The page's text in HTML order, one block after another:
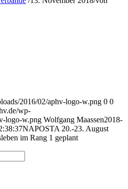
2016/02/aphv-logo-w.png 0 0
wp-
logo-w.png Wolfgang Maassen2018-
NAPOSTA 20.-23. August
im Rang 1 geplant